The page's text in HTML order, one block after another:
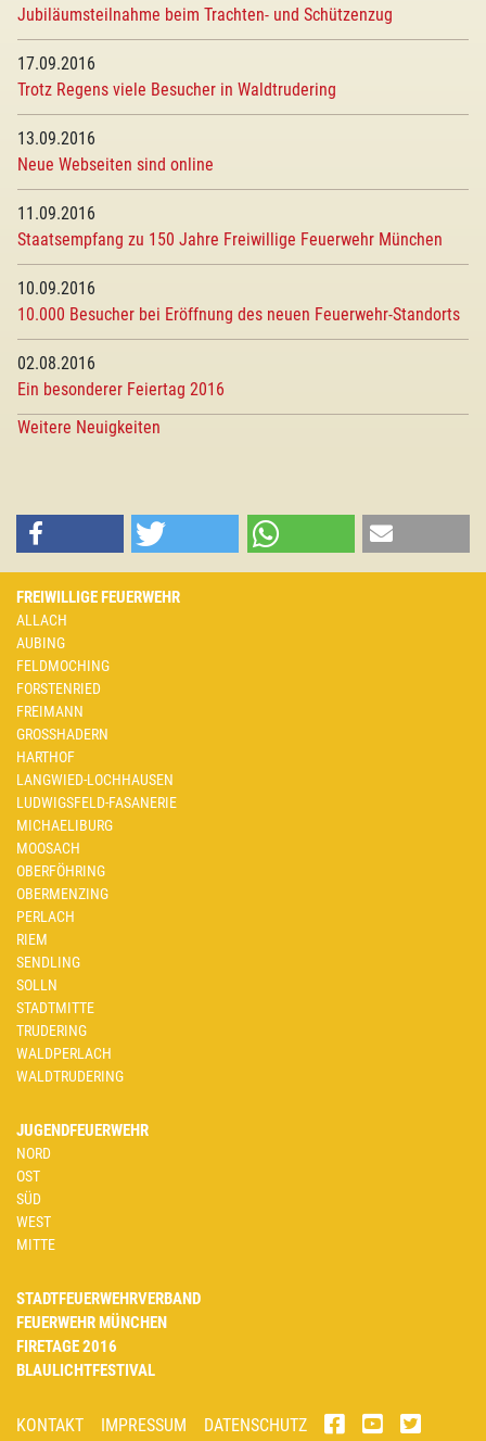
Jubiläumsteilnahme beim Trachten- und Schützenzug
17.09.2016
Trotz Regens viele Besucher in Waldtrudering
13.09.2016
Neue Webseiten sind online
11.09.2016
Staatsempfang zu 150 Jahre Freiwillige Feuerwehr München
10.09.2016
10.000 Besucher bei Eröffnung des neuen Feuerwehr-Standorts
02.08.2016
Ein besonderer Feiertag 2016
Weitere Neuigkeiten
FREIWILLIGE FEUERWEHR
ALLACH
AUBING
FELDMOCHING
FORSTENRIED
FREIMANN
GROSSHADERN
HARTHOF
LANGWIED-LOCHHAUSEN
LUDWIGSFELD-FASANERIE
MICHAELIBURG
MOOSACH
OBERFÖHRING
OBERMENZING
PERLACH
RIEM
SENDLING
SOLLN
STADTMITTE
TRUDERING
WALDPERLACH
WALDTRUDERING
JUGENDFEUERWEHR
NORD
OST
SÜD
WEST
MITTE
STADTFEUERWEHRVERBAND
FEUERWEHR MÜNCHEN
FIRETAGE 2016
BLAULICHTFESTIVAL
KONTAKT IMPRESSUM DATENSCHUTZ